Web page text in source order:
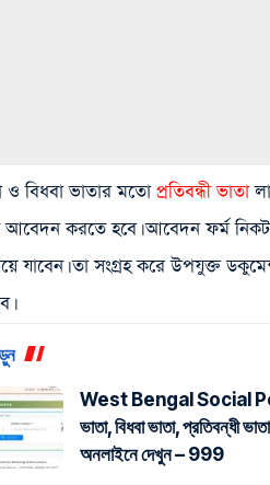
ও বিধবা ভাতার মতোপ্রতিবন্ধী ভাতা
করতে হবে। আবেদন ফর্ম
যাবেন। তা সংগ্রহ করে উপযুক্ত
West Bengal Social
ভাতা, বিধবা ভাতা, প্রতিবন্ধী
অনলাইনে দেখুন – 999